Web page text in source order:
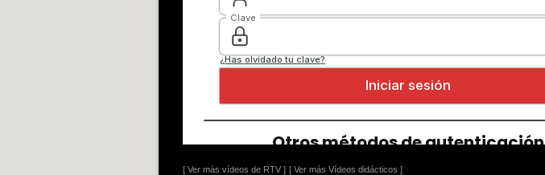
[ Ver más vídeos de RTV ] [ Ver más Vídeos didácticos ]